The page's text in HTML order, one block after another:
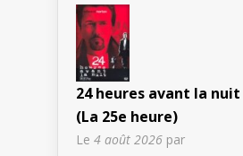
24 heures avant la nuit
(La 25e heure)
Le 4 août 2026 par